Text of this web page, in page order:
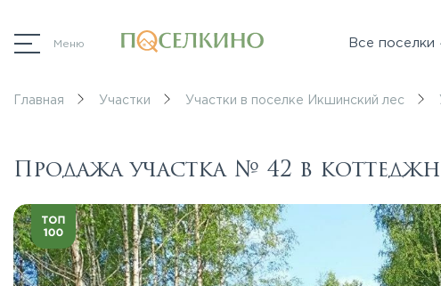
Меню Все поселки
Главная Участки Участки в поселке Икшинский лес
Продажа участка № 42 в